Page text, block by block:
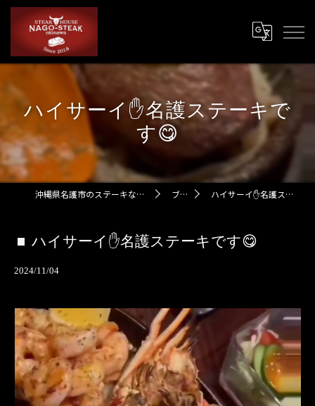
ハイサーイ✋名護ステーキで
す😋
沖縄県名護市のステーキなら名護ステーキ ブログ ハイサーイ✋名護ステーキです😋
ハイサーイ✋名護ステーキです😋
2024/11/04